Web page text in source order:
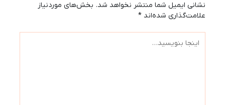
نشانی ایمیل شما منتشر نخواهد شد. بخش‌های موردنیاز
علامت‌گذاری شده‌اند*
بنویسید…